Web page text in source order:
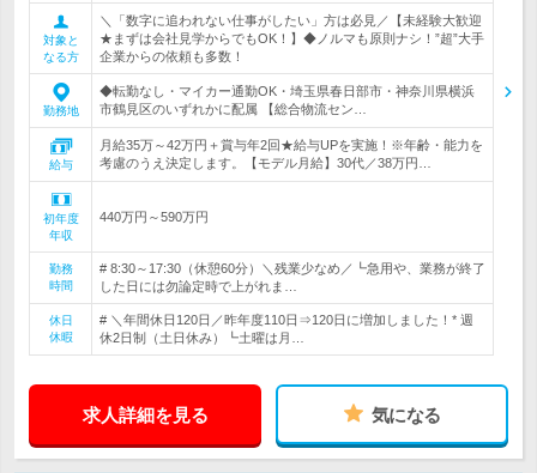
対象と
なる方
＼「数字に追われない仕事がしたい」方は必見／【未経験大歓迎
★まずは会社見学からでもOK！】◆ノルマも原則ナシ！”超”大手
企業からの依頼も多数！
勤務地
◆転勤なし・マイカー通勤OK・埼玉県春日部市・神奈川県横浜
市鶴見区のいずれかに配属 【総合物流セン…
給与
月給35万～42万円＋賞与年2回★給与UPを実施！※年齢・能力を
考慮のうえ決定します。【モデル月給】30代／38万円…
初年度
年収
440万円～590万円
勤務
時間
# 8:30～17:30（休憩60分）＼残業少なめ／┗急用や、業務が終了
した日には勿論定時で上がれま…
休日
休暇
# ＼年間休日120日／昨年度110日⇒120日に増加しました！* 週
休2日制（土日休み）┗土曜は月…
求人詳細を見る 気になる